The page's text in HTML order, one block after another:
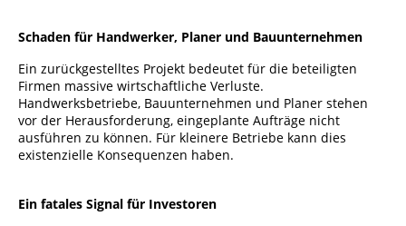
Schaden für Handwerker, Planer und Bauunternehmen
Ein zurückgestelltes Projekt bedeutet für die beteiligten
Firmen massive wirtschaftliche Verluste.
Handwerksbetriebe, Bauunternehmen und Planer stehen
vor der Herausforderung, eingeplante Aufträge nicht
ausführen zu können. Für kleinere Betriebe kann dies
existenzielle Konsequenzen haben.
Ein fatales Signal für Investoren